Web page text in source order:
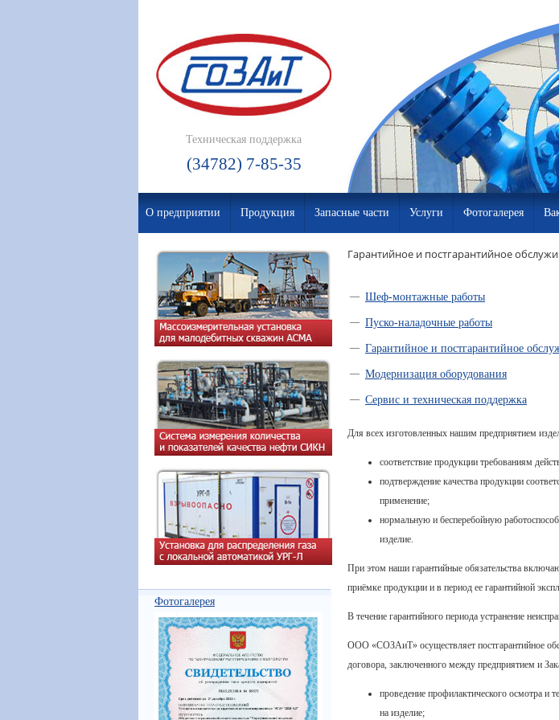
Техническая поддержка
(34782) 7-85-35
О предприятии Продукция Запасные части Услуги Фотогалерея
Фотогалерея
Гарантийное и постгарантийное
— Шеф-монтажные работы
— Пуско-наладочные работы
— Гарантийное и постгарантийное
— Модернизация оборудования
— Сервис и техническая поддержка
Для всех изготовленных нашим предприятием
соответствие продукции требованиям
подтверждение качества продукции
применение;
нормальную и бесперебойную
изделие.
При этом наши гарантийные обязательства
приёмке продукции и в период еe гарантийной
В течение гарантийного периода устранение
ООО «СОЗАиТ» осуществляет постгарантийное
договора, заключенного между предприятием и
проведение профилактического осмотра и
на изделие;